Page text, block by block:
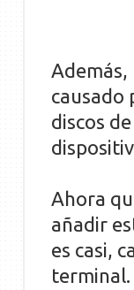
Además,
causado
discos
Ahora
añadir
es casi,
terminal.